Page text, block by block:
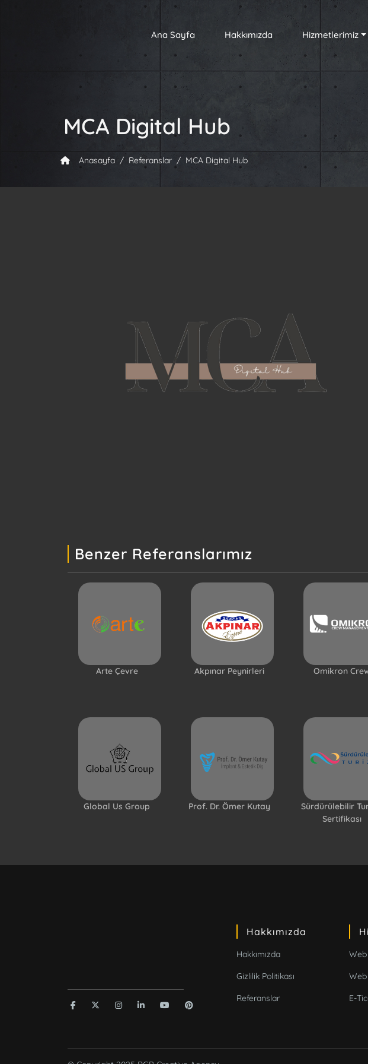
RGB Creative Agency
Ana Sayfa Hakkımızda Hizmetlerimiz
MCA Digital Hub
Anasayfa Referanslar MCA Digital Hub
Benzer Referanslarımız
Arte Çevre Akpınar Peynirleri Omikron
Global Us Group Prof. Dr. Ömer Kutay
Sürdürülebilir
Sertifikası
Hakkımızda
Hakkımızda
Gizlilik Politikası
Referanslar
Web
E-